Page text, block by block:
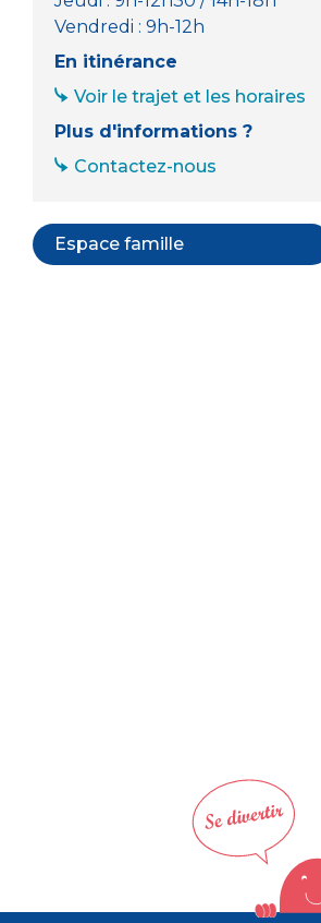
Vendredi : 9h-12h
En itinérance
Voir le trajet et les horaires
Plus d'informations ?
Contactez-nous
Espace famille